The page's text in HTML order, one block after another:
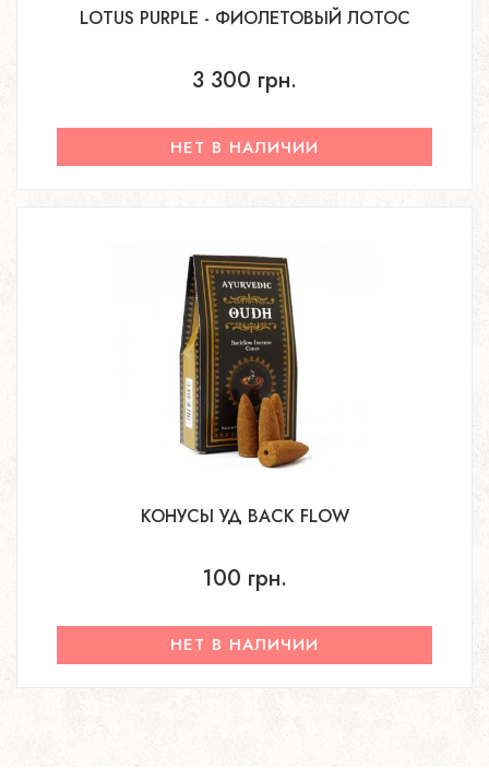
LOTUS PURPLE - ФИОЛЕТОВЫЙ ЛОТОС
3 300 грн.
НЕТ В НАЛИЧИИ
КОНУСЫ УД BACK FLOW
100 грн.
НЕТ В НАЛИЧИИ